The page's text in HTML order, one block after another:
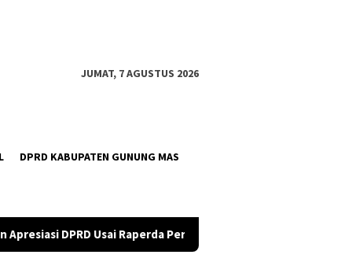
JUMAT, 7 AGUSTUS 2026
DPRD KABUPATEN GUNUNG MAS
Perubahan APBD 2026 Resmi Disepakati